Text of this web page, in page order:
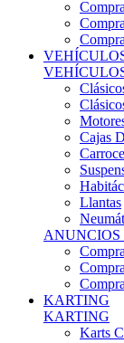
Cajas
Llantas
ANUNCIOS
KARTING
KARTING
Karts